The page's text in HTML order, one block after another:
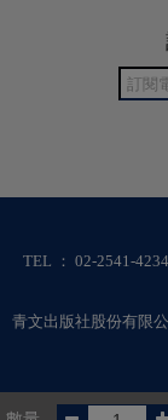
TEL ： 02-2541-
青文出版社股份有限